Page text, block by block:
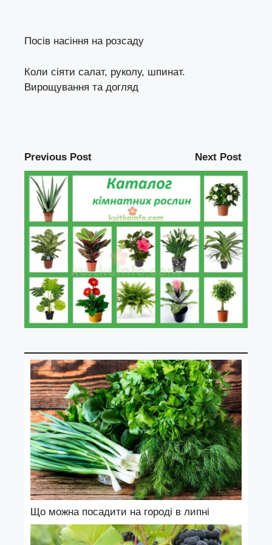
Посів насіння на розсаду
Коли сіяти салат, руколу, шпинат.
Вирощування та догляд
Previous Post Next Post
Що можна посадити на городі в липні